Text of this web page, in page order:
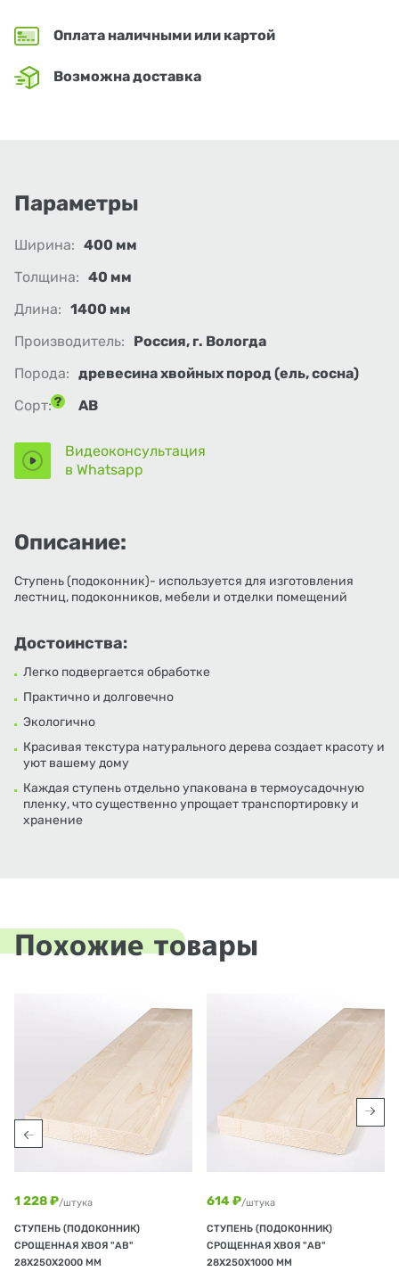
Оплата наличными или картой
Возможна доставка
Параметры
Ширина: 400 мм
Толщина: 40 мм
Длина: 1400 мм
Производитель:
Россия, г. Вологда
Порода: древесина хвойных пород (ель, сосна)
Сорт:
АВ
Видеоконсультация
в Whatsapp
Описание:
Ступень (подоконник)- используется для изготовления
лестниц, подоконников, мебели и отделки помещений
Достоинства:
Легко подвергается обработке
Практично и долговечно
Экологично
Красивая текстура натурального дерева создает красоту и
уют вашему дому
Каждая ступень отдельно упакована в термоусадочную
пленку, что существенно упрощает транспортировку и
хранение
Похожие товары
1 228 ₽/штука
СТУПЕНЬ (ПОДОКОННИК)
СРОЩЕННАЯ ХВОЯ "АВ"
28Х250Х2000 ММ
614 ₽/штука
СТУПЕНЬ (ПОДОКОННИК)
СРОЩЕННАЯ ХВОЯ "АВ"
28Х250Х1000 ММ